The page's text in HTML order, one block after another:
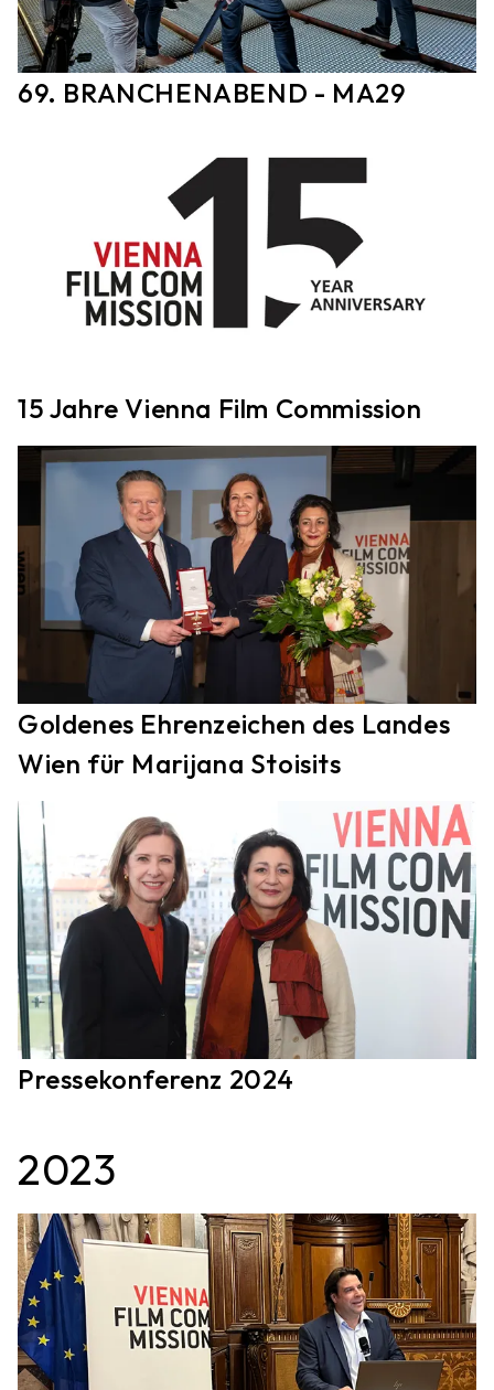
69. BRANCHENABEND - MA29
15 Jahre Vienna Film Commission
Goldenes Ehrenzeichen des Landes
Wien für Marijana Stoisits
Pressekonferenz 2024
2023